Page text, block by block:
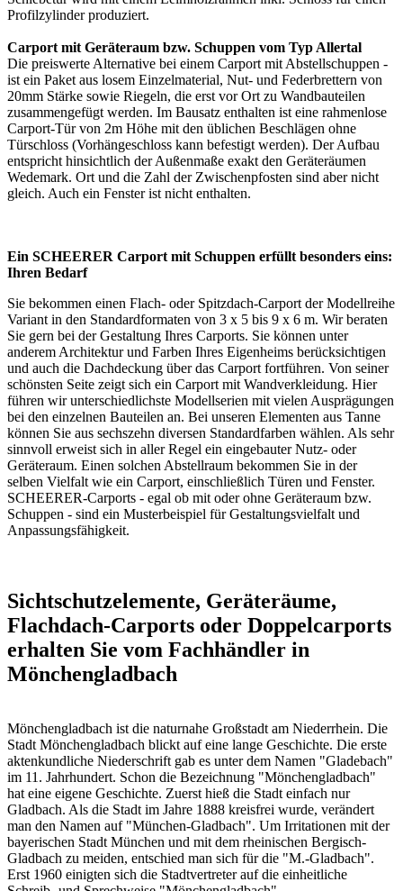
Profilzylinder produziert.
Carport mit Geräteraum bzw. Schuppen vom Typ Allertal
Die preiswerte Alternative bei einem Carport mit Abstellschuppen -
ist ein Paket aus losem Einzelmaterial, Nut- und Federbrettern von
20mm Stärke sowie Riegeln, die erst vor Ort zu Wandbauteilen
zusammengefügt werden. Im Bausatz enthalten ist eine rahmenlose
Carport-Tür von 2m Höhe mit den üblichen Beschlägen ohne
Türschloss (Vorhängeschloss kann befestigt werden). Der Aufbau
entspricht hinsichtlich der Außenmaße exakt den Geräteräumen
Wedemark. Ort und die Zahl der Zwischenpfosten sind aber nicht
gleich. Auch ein Fenster ist nicht enthalten.
Ein SCHEERER Carport mit Schuppen erfüllt besonders eins:
Ihren Bedarf
Sie bekommen einen Flach- oder Spitzdach-Carport der Modellreihe
Variant in den Standardformaten von 3 x 5 bis 9 x 6 m. Wir beraten
Sie gern bei der Gestaltung Ihres Carports. Sie können unter
anderem Architektur und Farben Ihres Eigenheims berücksichtigen
und auch die Dachdeckung über das Carport fortführen. Von seiner
schönsten Seite zeigt sich ein Carport mit Wandverkleidung. Hier
führen wir unterschiedlichste Modellserien mit vielen Ausprägungen
bei den einzelnen Bauteilen an. Bei unseren Elementen aus Tanne
können Sie aus sechszehn diversen Standardfarben wählen. Als sehr
sinnvoll erweist sich in aller Regel ein eingebauter Nutz- oder
Geräteraum. Einen solchen Abstellraum bekommen Sie in der
selben Vielfalt wie ein Carport, einschließlich Türen und Fenster.
SCHEERER-Carports - egal ob mit oder ohne Geräteraum bzw.
Schuppen - sind ein Musterbeispiel für Gestaltungsvielfalt und
Anpassungsfähigkeit.
Sichtschutzelemente, Geräteräume,
Flachdach-Carports oder Doppelcarports
erhalten Sie vom Fachhändler in
Mönchengladbach
Mönchengladbach ist die naturnahe Großstadt am Niederrhein. Die
Stadt Mönchengladbach blickt auf eine lange Geschichte. Die erste
aktenkundliche Niederschrift gab es unter dem Namen "Gladebach"
im 11. Jahrhundert. Schon die Bezeichnung "Mönchengladbach"
hat eine eigene Geschichte. Zuerst hieß die Stadt einfach nur
Gladbach. Als die Stadt im Jahre 1888 kreisfrei wurde, verändert
man den Namen auf "München-Gladbach". Um Irritationen mit der
bayerischen Stadt München und mit dem rheinischen Bergisch-
Gladbach zu meiden, entschied man sich für die "M.-Gladbach".
Erst 1960 einigten sich die Stadtvertreter auf die einheitliche